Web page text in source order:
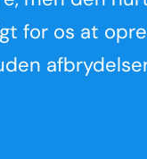
for os at